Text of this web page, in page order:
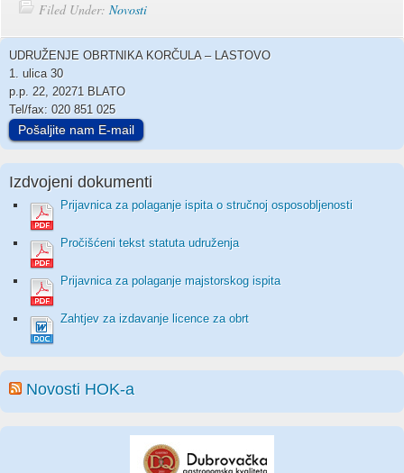
Filed Under: Novosti
UDRUŽENJE OBRTNIKA KORČULA – LASTOVO
1. ulica 30
p.p. 22, 20271 BLATO
Tel/fax: 020 851 025
Pošaljite nam E-mail
Izdvojeni dokumenti
Prijavnica za polaganje ispita o stručnoj osposobljenosti
Pročišćeni tekst statuta udruženja
Prijavnica za polaganje majstorskog ispita
Zahtjev za izdavanje licence za obrt
Novosti HOK-a